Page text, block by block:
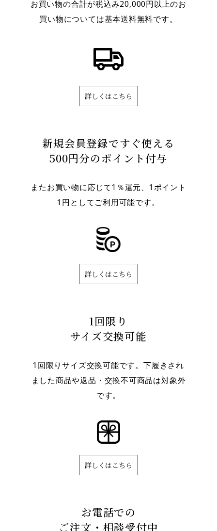
お買い物の合計が税込み20,000円以上のお
買い物については基本送料無料です。
詳しくはこちら
新規会員登録ですぐ使える
500円分のポイント付与
またお買い物に応じて1％還元、1ポイント
1円としてご利用可能です。
詳しくはこちら
1回限り
サイズ交換可能
1回限りサイズ交換可能です。下履きされ
ました商品や返品・交換不可商品は対象外
です。
詳しくはこちら
お電話での
ご注文・相談受付中